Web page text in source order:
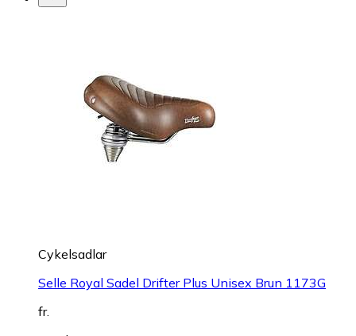
Cykelsadlar
Selle Royal Sadel Drifter Plus Unisex Brun 1173G
fr.